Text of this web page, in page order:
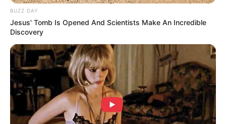
Kewarganegaraan: Indonesia
Agama: Islam
Profesi: Model, Aktris
Hobi: mendengarkan musik, membaca novel
Facebook: –
Threads:@zulfamaharani
BUZZ DAY
Jesus' Tomb Is Opened And Scientists Make An Incredible
Discovery